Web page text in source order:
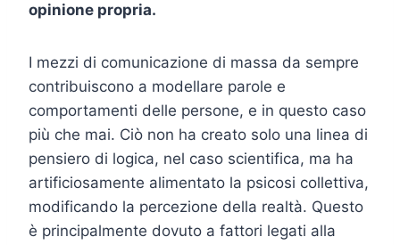
opinione propria.
I mezzi di comunicazione di massa da sempre
contribuiscono a modellare parole e
comportamenti delle persone, e in questo caso
più che mai. Ciò non ha creato solo una linea di
pensiero di logica, nel caso scientifica, ma ha
artificiosamente alimentato la psicosi collettiva,
modificando la percezione della realtà. Questo
è principalmente dovuto a fattori legati alla